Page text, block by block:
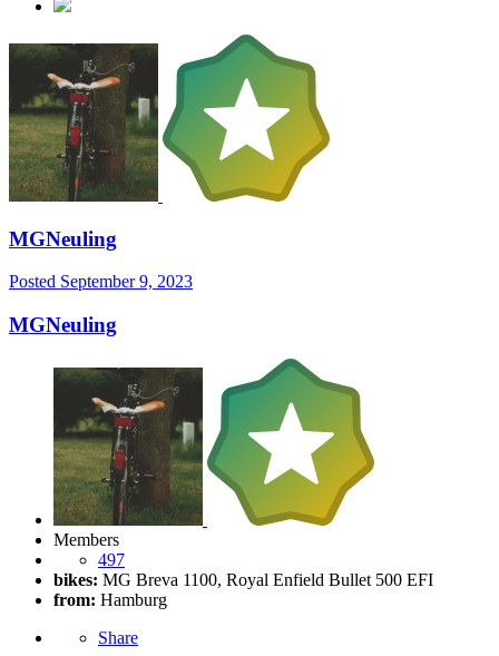
MGNeuling
Posted September 9, 2023
MGNeuling
Members
497
bikes: MG Breva 1100, Royal Enfield Bullet 500 EFI
from: Hamburg
Share